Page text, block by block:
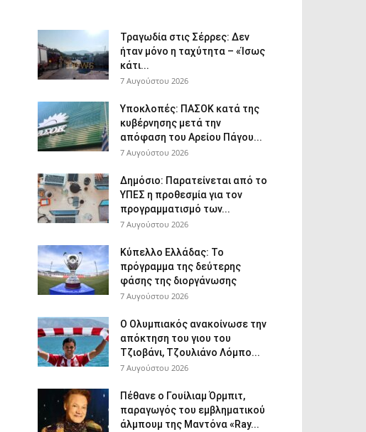
Τραγωδία στις Σέρρες: Δεν
ήταν μόνο η ταχύτητα – «Ίσως
κάτι...
7 Αυγούστου 2026
Υποκλοπές: ΠΑΣΟΚ κατά της
κυβέρνησης μετά την
απόφαση του Αρείου Πάγου...
7 Αυγούστου 2026
Δημόσιο: Παρατείνεται από το
ΥΠΕΣ η προθεσμία για τον
προγραμματισμό των...
7 Αυγούστου 2026
Κύπελλο Ελλάδας: Το
πρόγραμμα της δεύτερης
φάσης της διοργάνωσης
7 Αυγούστου 2026
Ο Ολυμπιακός ανακοίνωσε την
απόκτηση του γιου του
Τζιοβάνι, Τζουλιάνο Λόμπο...
7 Αυγούστου 2026
Πέθανε ο Γουίλιαμ Όρμπιτ,
παραγωγός του εμβληματικού
άλμπουμ της Μαντόνα «Ray...